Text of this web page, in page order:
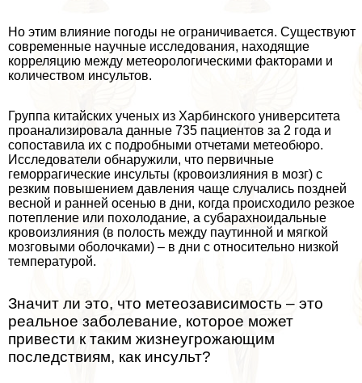
Но этим влияние погоды не ограничивается. Существуют
современные научные исследования, находящие
корреляцию между метеорологическими факторами и
количеством инсультов.
Группа китайских ученых из Харбинского университета
проанализировала данные 735 пациентов за 2 года и
сопоставила их с подробными отчетами метеобюро.
Исследователи обнаружили, что первичные
геморрагические инсульты (кровоизлияния в мозг) с
резким повышением давления чаще случались поздней
весной и ранней осенью в дни, когда происходило резкое
потепление или похолодание, а субарахноидальные
кровоизлияния (в полость между паутинной и мягкой
мозговыми оболочками) – в дни с относительно низкой
температурой.
Значит ли это, что метеозависимость – это
реальное заболевание, которое может
привести к таким жизнеугрожающим
последствиям, как инсульт?